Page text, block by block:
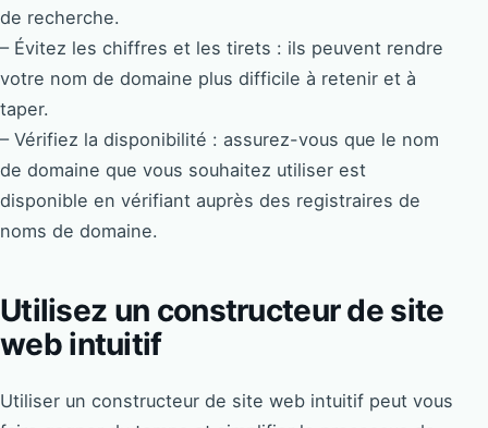
de recherche.
– Évitez les chiffres et les tirets : ils peuvent rendre
votre nom de domaine plus difficile à retenir et à
taper.
– Vérifiez la disponibilité : assurez-vous que le nom
de domaine que vous souhaitez utiliser est
disponible en vérifiant auprès des registraires de
noms de domaine.
Utilisez un constructeur de site
web intuitif
Utiliser un constructeur de site web intuitif peut vous